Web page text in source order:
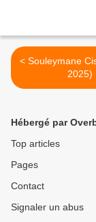
< Souleymane Cissé (1940-
2025)
Hébergé par
Top articles
Pages
Contact
Signaler un abus